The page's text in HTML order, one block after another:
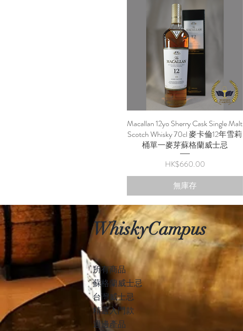
快速瀏覽
Macallan 12yo Sherry Cask Single Malt
Scotch Whisky 70cl 麥卡倫12年雪莉
桶單一麥芽蘇格蘭威士忌
價格
HK$660.00
無庫存
WhiskyCampus
所有商品
蘇格蘭威士忌
台灣​威士忌
精選入門款
週邊產品